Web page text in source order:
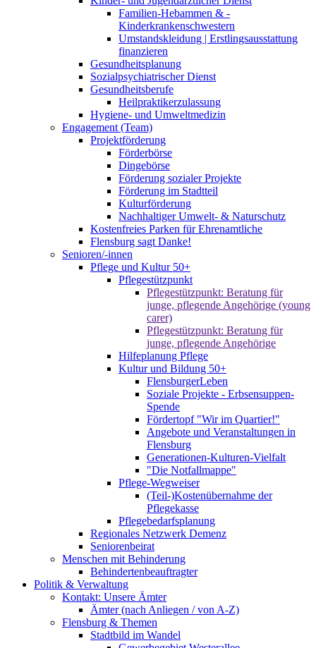
Familien-Hebammen & -
Kinderkrankenschwestern
Umstandskleidung | Erstlingsausstattung
finanzieren
Gesundheitsplanung
Sozialpsychiatrischer Dienst
Gesundheitsberufe
Heilpraktikerzulassung
Hygiene- und Umweltmedizin
Engagement (Team)
Projektförderung
Förderbörse
Dingebörse
Förderung sozialer Projekte
Förderung im Stadtteil
Kulturförderung
Nachhaltiger Umwelt- & Naturschutz
Kostenfreies Parken für Ehrenamtliche
Flensburg sagt Danke!
Senioren/-innen
Pflege und Kultur 50+
Pflegestützpunkt
Pflegestützpunkt: Beratung für
junge, pflegende Angehörige (young
carer)
Pflegestützpunkt: Beratung für
junge, pflegende Angehörige
Hilfeplanung Pflege
Kultur und Bildung 50+
FlensburgerLeben
Soziale Projekte - Erbsensuppen-
Spende
Fördertopf "Wir im Quartier!"
Angebote und Veranstaltungen in
Flensburg
Generationen-Kulturen-Vielfalt
"Die Notfallmappe"
Pflege-Wegweiser
(Teil-)Kostenübernahme der
Pflegekasse
Pflegebedarfsplanung
Regionales Netzwerk Demenz
Seniorenbeirat
Menschen mit Behinderung
Behindertenbeauftragter
Politik & Verwaltung
Kontakt: Unsere Ämter
Ämter (nach Anliegen / von A-Z)
Flensburg & Themen
Stadtbild im Wandel